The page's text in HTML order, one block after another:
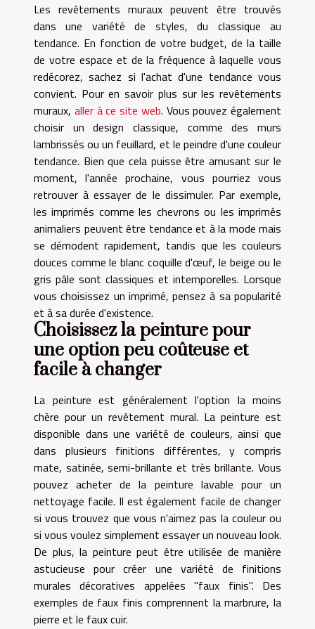
Les revêtements muraux peuvent être trouvés
dans une variété de styles, du classique au
tendance. En fonction de votre budget, de la taille
de votre espace et de la fréquence à laquelle vous
redécorez, sachez si l'achat d'une tendance vous
convient. Pour en savoir plus sur les revêtements
muraux, aller à ce site web. Vous pouvez également
choisir un design classique, comme des murs
lambrissés ou un feuillard, et le peindre d'une couleur
tendance. Bien que cela puisse être amusant sur le
moment, l'année prochaine, vous pourriez vous
retrouver à essayer de le dissimuler. Par exemple,
les imprimés comme les chevrons ou les imprimés
animaliers peuvent être tendance et à la mode mais
se démodent rapidement, tandis que les couleurs
douces comme le blanc coquille d'œuf, le beige ou le
gris pâle sont classiques et intemporelles. Lorsque
vous choisissez un imprimé, pensez à sa popularité
et à sa durée d'existence.
Choisissez la peinture pour
une option peu coûteuse et
facile à changer
La peinture est généralement l'option la moins
chère pour un revêtement mural. La peinture est
disponible dans une variété de couleurs, ainsi que
dans plusieurs finitions différentes, y compris
mate, satinée, semi-brillante et très brillante. Vous
pouvez acheter de la peinture lavable pour un
nettoyage facile. Il est également facile de changer
si vous trouvez que vous n'aimez pas la couleur ou
si vous voulez simplement essayer un nouveau look.
De plus, la peinture peut être utilisée de manière
astucieuse pour créer une variété de finitions
murales décoratives appelées "faux finis". Des
exemples de faux finis comprennent la marbrure, la
pierre et le faux cuir.